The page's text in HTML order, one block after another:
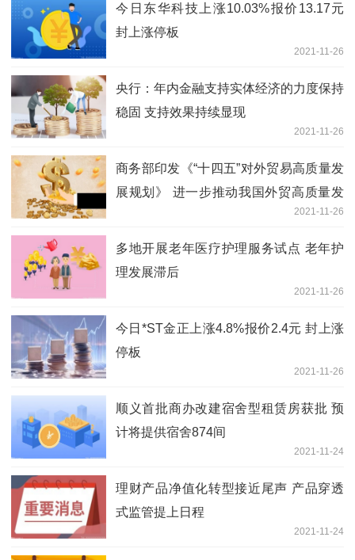
今日东华科技上涨10.03%报价13.17元
封上涨停板
2021-11-26
央行：年内金融支持实体经济的力度保持
稳固 支持效果持续显现
2021-11-26
商务部印发《“十四五”对外贸易高质量发
展规划》 进一步推动我国外贸高质量发
2021-11-26
多地开展老年医疗护理服务试点 老年护
理发展滞后
2021-11-26
今日*ST金正上涨4.8%报价2.4元 封上涨
停板
2021-11-26
顺义首批商办改建宿舍型租赁房获批 预
计将提供宿舍874间
2021-11-24
理财产品净值化转型接近尾声 产品穿透
式监管提上日程
2021-11-24